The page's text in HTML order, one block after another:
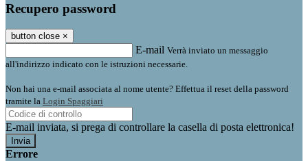
Recupero password
button close ×
E-mail Verrà inviato un messaggio
all'indirizzo indicato con le istruzioni necessarie.
Non hai una e-mail associata al nome utente? Effettua il reset della password
tramite la Login Spaggiari
E-mail inviata, si prega di controllare la casella di posta elettronica!
Errore